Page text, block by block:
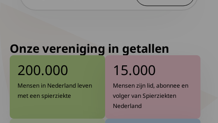
Onze vereniging in getallen
200.000
Mensen in Nederland leven
met een spierziekte
15.000
Mensen zijn lid, abonnee en
volger van Spierziekten
Nederland